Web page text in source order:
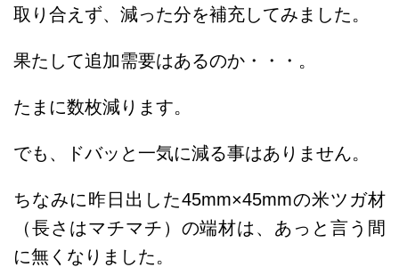
取り合えず、減った分を補充してみました。
果たして追加需要はあるのか・・・。
たまに数枚減ります。
でも、ドバッと一気に減る事はありません。
ちなみに昨日出した45mm×45mmの米ツガ材
（長さはマチマチ）の端材は、あっと言う間
に無くなりました。